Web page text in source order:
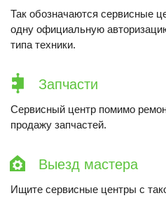
Так обозначаются сервисные
одну официальную
типа техники.
Запчасти
Сервисный центр помимо
продажу запчастей.
Выезд мастера
Ищите сервисные центры с